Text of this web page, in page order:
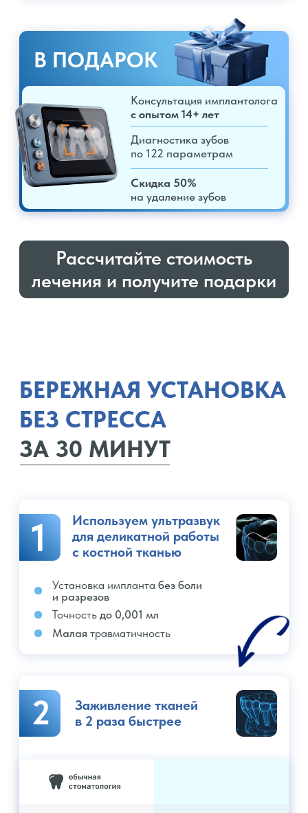
1
Используем ультразвук
для деликатной работы
с костной тканью
Установка имплантабез боли
и разрезов
БЕРЕЖНАЯ УСТАНОВКА
БЕЗ СТРЕССА
ЗА 30 МИНУТ
Точностьдо 0,001 мл
Приживаемость
Заживление
до 6 месяцев
Приживаемость
до 3 месяцев
Заживление